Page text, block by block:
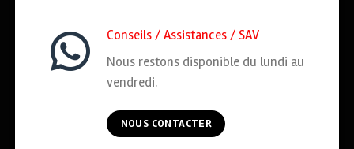
Conseils / Assistances / SAV
Nous restons disponible du lundi au
vendredi.
NOUS CONTACTER